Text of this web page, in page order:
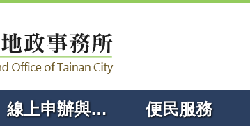
線上申辦與查詢 便民服務